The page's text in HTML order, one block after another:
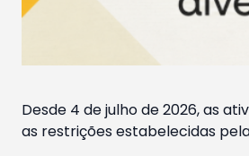
Desde 4 de julho de 2026, as
as restrições estabelecidas